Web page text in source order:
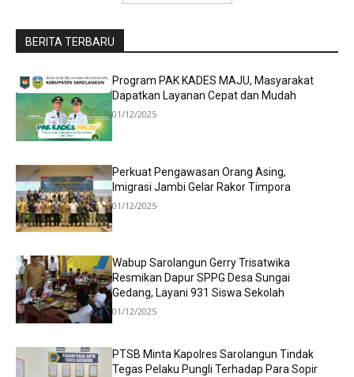
BERITA TERBARU
Program PAK KADES MAJU, Masyarakat
Dapatkan Layanan Cepat dan Mudah
01/12/2025
Perkuat Pengawasan Orang Asing,
Imigrasi Jambi Gelar Rakor Timpora
01/12/2025
Wabup Sarolangun Gerry Trisatwika
Resmikan Dapur SPPG Desa Sungai
Gedang, Layani 931 Siswa Sekolah
01/12/2025
PTSB Minta Kapolres Sarolangun Tindak
Tegas Pelaku Pungli Terhadap Para Sopir